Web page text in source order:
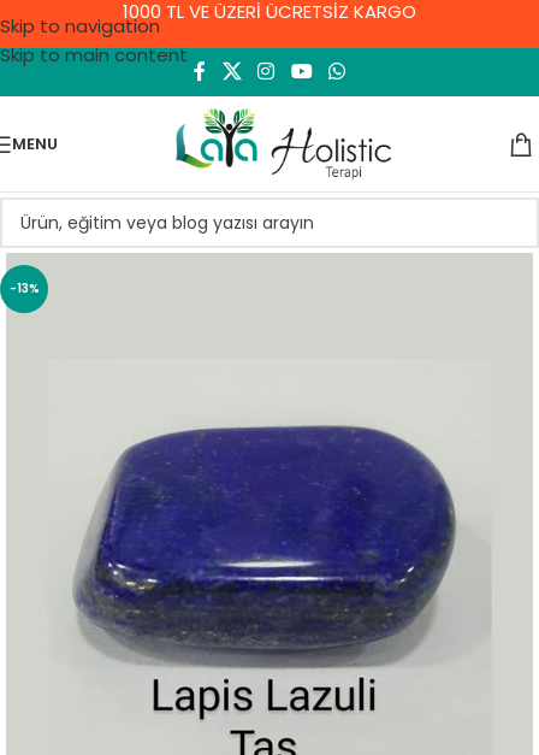
Skip to navigation
Skip to main content
1000 TL VE ÜZERİ ÜCRETSİZ KARGO
MENU
-13%